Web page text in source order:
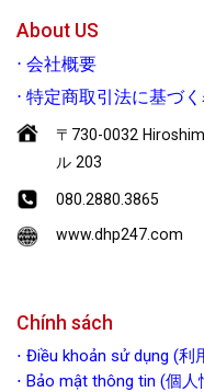
About US
⋅ 会社概要
⋅ 特定商取引法に基づ
〒730-0032
ル 203
080.2880.3865
www.dhp247.com
Chính sách
⋅ Điều khoản sử dụng (利
⋅ Bảo mật thông tin (個人